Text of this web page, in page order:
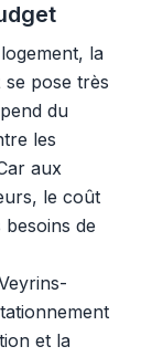
la
se pose très
du
les
aux
le coût
de
et la